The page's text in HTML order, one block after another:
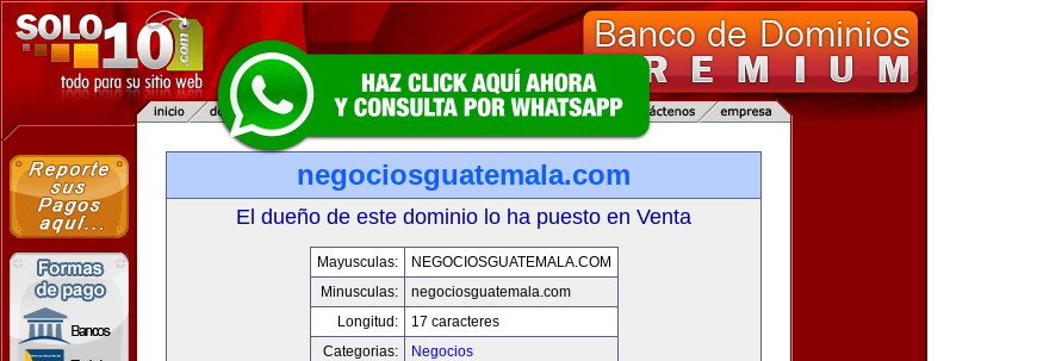
negociosguatemala.com
El dueño de este dominio lo ha puesto en Venta
Mayusculas:
NEGOCIOSGUATEMALA.COM
Minusculas:
negociosguatemala.com
Longitud:
17 caracteres
Categorias:
Negocios